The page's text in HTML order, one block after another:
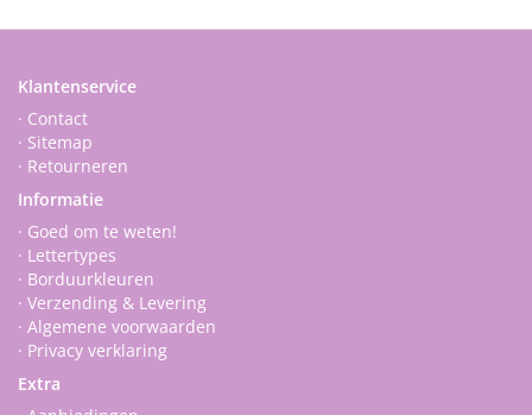
Klantenservice
· Contact
· Sitemap
· Retourneren
Informatie
· Goed om te weten!
· Lettertypes
· Borduurkleuren
· Verzending & Levering
· Algemene voorwaarden
· Privacy verklaring
Extra